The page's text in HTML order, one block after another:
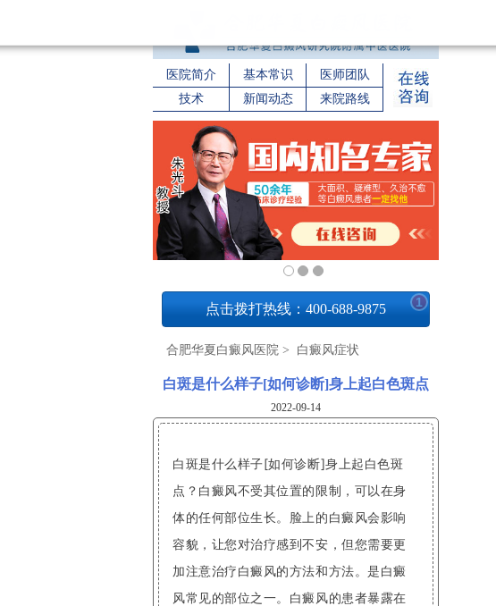
医院简介 基本常识
医师团队
技术
新闻动态 来院路线
点击拨打热线：400-688-9875 1
合肥华夏白癜风医院 > 白癜风症状
白斑是什么样子[如何诊断]身上起白色斑点
2022-09-14
白斑是什么样子[如何诊断]身上起白色斑
点？白癜风不受其位置的限制，可以在身
体的任何部位生长。脸上的白癜风会影响
容貌，让您对治疗感到不安，但您需要更
加注意治疗白癜风的方法和方法。是白癜
风常见的部位之一。白癜风的患者暴露在